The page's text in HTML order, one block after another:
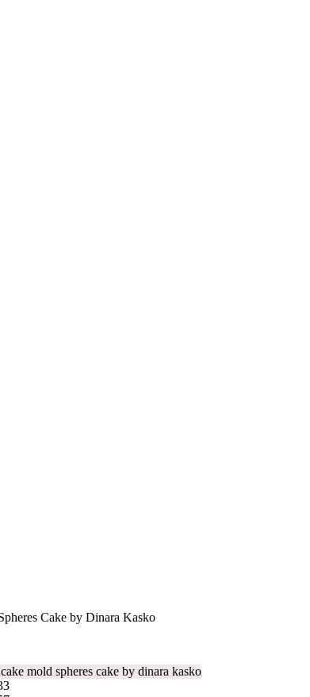
Cake by Dinara Kasko